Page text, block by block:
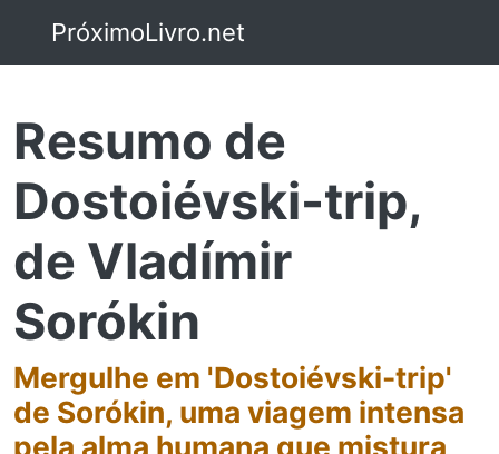
PróximoLivro.net
Resumo de
Dostoiévski-trip,
de Vladímir
Sorókin
Mergulhe em 'Dostoiévski-trip'
de Sorókin, uma viagem intensa
pela alma humana que mistura